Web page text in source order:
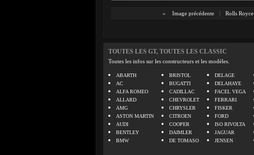
« Image précédente | Rolls Royce
TOUTES LES GT, TOUTES LES CLASSIC
Toutes les infos sur les constructeurs et les modèles.
ABARTH
AC
ALFA ROMEO
ALLARD
AMG
ASTON MARTIN
AUDI
BENTLEY
BMW
BRISTOL
BUGATTI
CADILLAC
CHEVROLET
CHRYSLER
CITROEN
COOPER
DAIMLER
DE TOMASO
DELAGE
DELAHAYE
FACEL VEGA
FERRARI
FISKER
FORD
ISO RIVOLTA
JAGUAR
JENSEN